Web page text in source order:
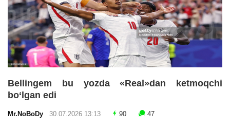
Bellingem bu yozda «Real»dan ketmoqchi
bo‘lgan edi
Mr.NoBoDy 30.07.2026 13:13 90 47